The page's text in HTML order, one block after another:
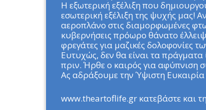
Η εξωτερική εξέλιξη που
εσωτερική εξέλιξη της ψυχής μας!
αεροπλάνο στις διαμορφωμένες
κυβερνήσεις πρόωρο θάνατο
φρεγάτες για μαζικές δολοφονίες
Ευτυχώς, δεν θα είναι τα πράγματα
πριν. Ήρθε ο καιρός για αφύπνιση
Ας αδράξουμε την Ύψιστη
www.theartoflife.gr κατεβάστε και